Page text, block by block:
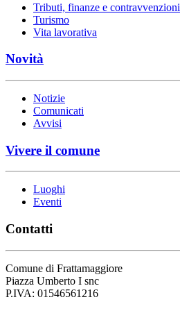
Tributi, finanze e contravvenzioni
Turismo
Vita lavorativa
Novità
Notizie
Comunicati
Avvisi
Vivere il comune
Luoghi
Eventi
Contatti
Comune di Frattamaggiore
Piazza Umberto I snc
P.IVA: 01546561216